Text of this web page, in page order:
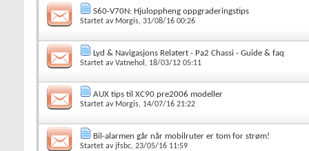
S60-V70N: Hjuloppheng oppgraderingstips
Startet av Morgis, 31/08/16 00:26
Lyd & Navigasjons Relatert - Pa2 Chassi - Guide & faq
Startet avVatnehol , 18/03/12 05:11
AUX tips til XC90 pre2006 modeller
Startet av Morgis, 14/07/16 21:22
Bil-alarmen går når mobilruter er tom for strøm!
Startet av jfsbc, 23/05/16 11:59